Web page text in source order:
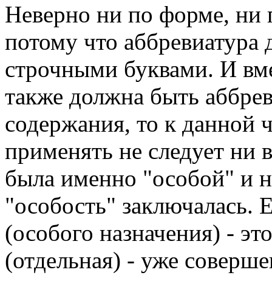
Неверно ни по форме,
потому что
строчными буквами. И
также должна быть
содержания, то к данной
применять не следует ни
была именно "особой" и
"особость" заключалась.
(особого назначения) -
(отдельная) - уже